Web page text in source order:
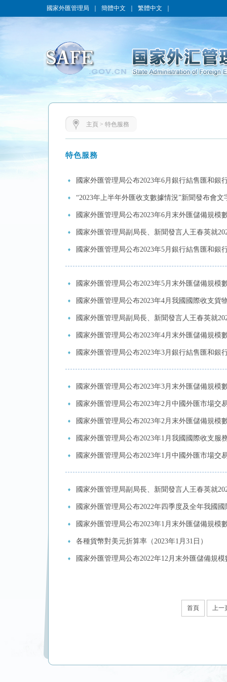
國家外匯管理局 簡體中文 繁體中文
主頁 > 特色服務
特色服務
國家外匯管理局公布2023年6月銀行結售匯和銀
“2023年上半年外匯收支數據情況”新聞發布會文
國家外匯管理局公布2023年6月末外匯儲備規模
國家外匯管理局副局長、新聞發言人王春英就
國家外匯管理局公布2023年5月銀行結售匯和銀
國家外匯管理局公布2023年5月末外匯儲備規模
國家外匯管理局公布2023年4月我國國際收支貨
國家外匯管理局副局長、新聞發言人王春英就
國家外匯管理局公布2023年4月末外匯儲備規模
國家外匯管理局公布2023年3月銀行結售匯和銀
國家外匯管理局公布2023年3月末外匯儲備規模
國家外匯管理局公布2023年2月中國外匯市場交
國家外匯管理局公布2023年2月末外匯儲備規模
國家外匯管理局公布2023年1月我國國際收支服
國家外匯管理局公布2023年1月中國外匯市場交
國家外匯管理局副局長、新聞發言人王春英就
國家外匯管理局公布2022年四季度及全年我國
國家外匯管理局公布2023年1月末外匯儲備規模
各種貨幣對美元折算率（2023年1月31日）
國家外匯管理局公布2022年12月末外匯儲備規模
首頁 上一